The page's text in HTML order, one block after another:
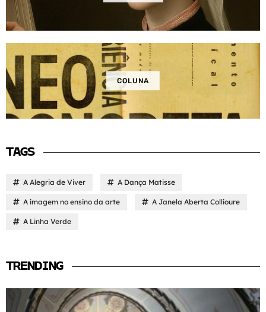
COLUNA
TAGS
A Alegria de Viver A Dança Matisse
A imagem no ensino da arte A Janela Aberta Collioure
A Linha Verde
TRENDING